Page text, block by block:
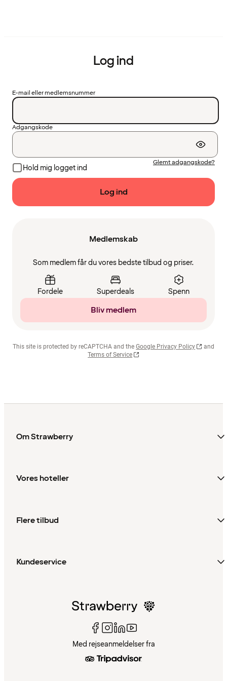
Log ind
E-mail eller medlemsnummer
Adgangskode
Hold mig logget ind
Glemt adgangskode?
Log ind
Medlemskab
Som medlem får du vores bedste tilbud og priser.
Fordele Superdeals Spenn
Bliv medlem
This site is protected by reCAPTCHA and the Google Privacy Policy
and
Terms of Service
Om Strawberry
Vores hoteller
Flere tilbud
Kundeservice
Med rejseanmeldelser fra